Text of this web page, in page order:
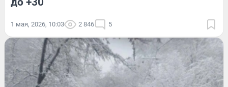
1 мая, 2026, 10:03 2 846 5